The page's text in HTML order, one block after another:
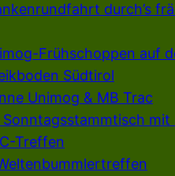
durch’s
Frühschoppen auf
Südtirol
Unimog & MB Trac
Sonntagsstammtisch mit
Treffen